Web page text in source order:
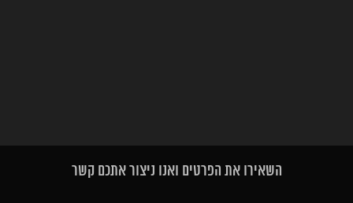
השאירו את הפרטים ואנו ניצור אתכם קשר